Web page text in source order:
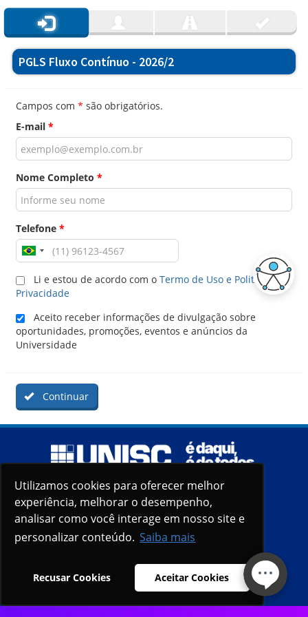
Utilizamos cookies para oferecer melhor
experiência, melhorar o desempenho,
analisar como você interage em nosso site e
personalizar conteúdo. Saiba mais
Recusar Cookies Aceitar Cookies
Utilizamos cookies para oferecer melhor
experiência, melhorar o desempenho,
analisar como você interage em nosso site e
personalizar conteúdo. Saiba mais
Recusar Cookies Aceitar Cookies
PGLS Fluxo Contínuo - 2026/2
Campos com * são obrigatórios.
E-mail *
Nome Completo *
Telefone *
Li e estou de acordo com o Termo de Uso e Politica de
Privacidade
Aceito receber informações de divulgação sobre
oportunidades, promoções, eventos e anúncios da
Universidade
Continuar